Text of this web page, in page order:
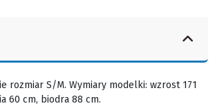
rozmiar S/M. Wymiary modelki: wzrost 171
60 cm, biodra 88 cm.